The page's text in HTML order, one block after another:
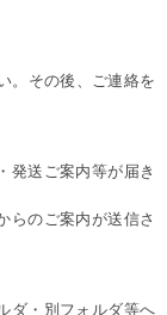
。その後、ご連絡を
発送ご案内等が届き
らのご案内が送信さ
ダ・別フォルダ等へ